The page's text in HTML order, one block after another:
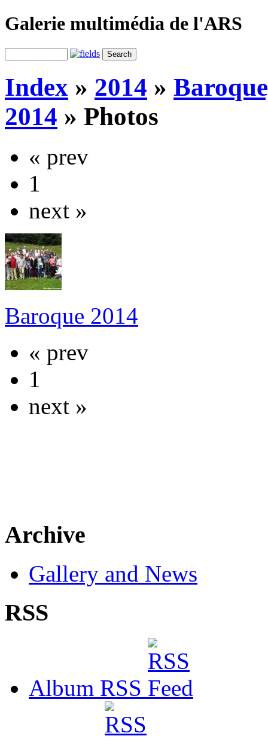
Galerie multimédia de l'ARS
Index » 2014 »
2014 » Photos
« prev
1
next »
Baroque 2014
« prev
1
next »
Archive
Gallery and News
RSS
Album RSS